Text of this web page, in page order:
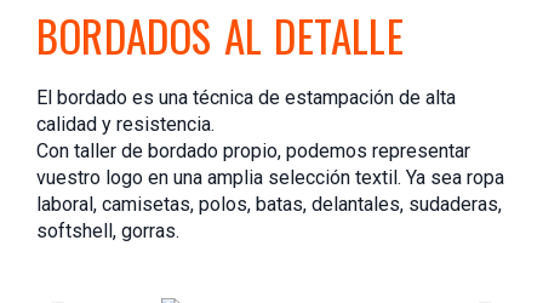
BORDADOS AL DETALLE
El bordado es una técnica de estampación de alta
calidad y resistencia.
Con taller de bordado propio, podemos representar
vuestro logo en una amplia selección textil. Ya sea ropa
laboral, camisetas, polos, batas, delantales, sudaderas,
softshell, gorras.